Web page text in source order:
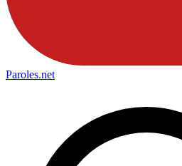
Paroles.net